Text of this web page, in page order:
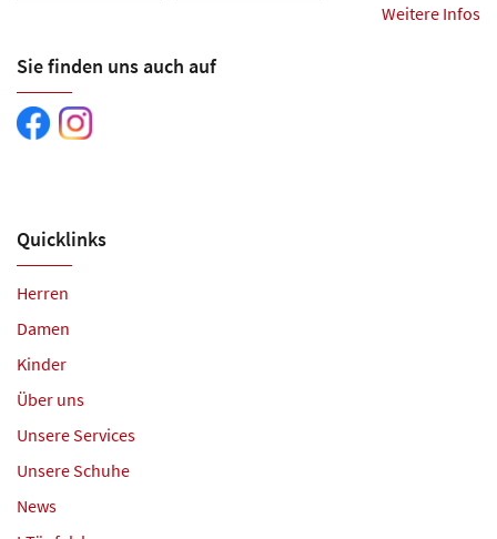
Weitere Infos
Sie finden uns auch auf
Quicklinks
Herren
Damen
Kinder
Über uns
Unsere Services
Unsere Schuhe
News